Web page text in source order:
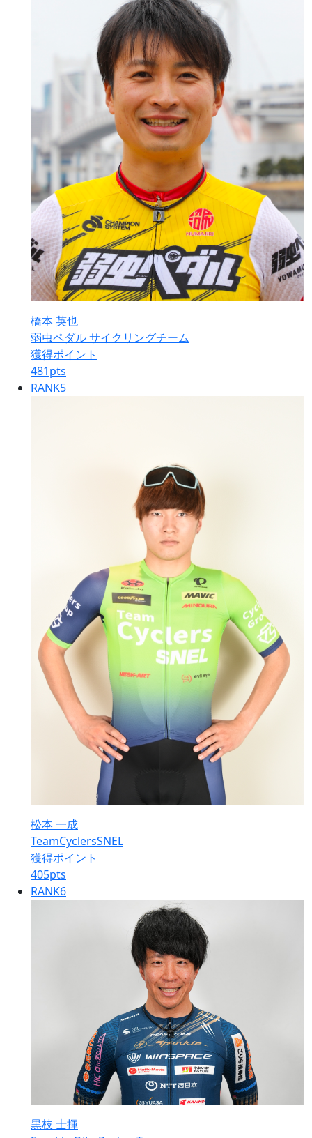
橋本 英也
弱虫ペダル サイクリングチーム
獲得ポイント
481pts
RANK5
松本 一成
TeamCyclersSNEL
獲得ポイント
405pts
RANK6
黒枝 士揮